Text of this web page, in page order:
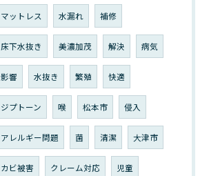
マットレス 水漏れ 補修
床下水抜き 美濃加茂 解決 病気
影響 水抜き 繁殖 快適
ジプトーン 喉 松本市 侵入
アレルギー問題 菌 清潔 大津市
カビ被害 クレーム対応 児童